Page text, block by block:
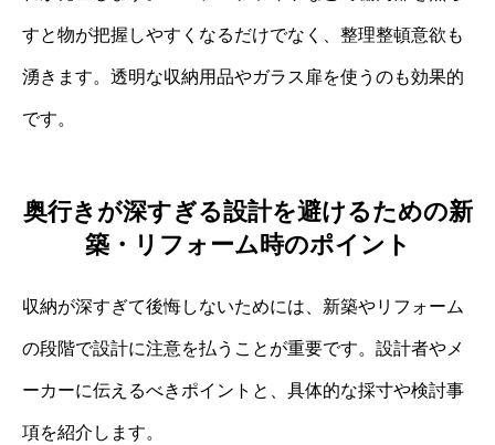
すと物が把握しやすくなるだけでなく、整理整頓意欲も
湧きます。透明な収納用品やガラス扉を使うのも効果的
です。
奥行きが深すぎる設計を避けるための新
築・リフォーム時のポイント
収納が深すぎて後悔しないためには、新築やリフォーム
の段階で設計に注意を払うことが重要です。設計者やメ
ーカーに伝えるべきポイントと、具体的な採寸や検討事
項を紹介します。